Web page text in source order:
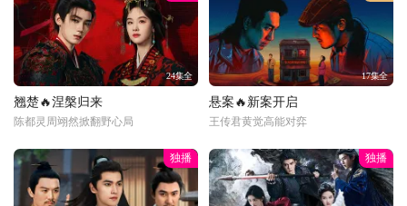
24集全
翘楚🔥涅槃归来
陈都灵周翊然掀翻野心局
17集全
悬案🔥新案开启
王传君黄觉高能对弈
独播 独播